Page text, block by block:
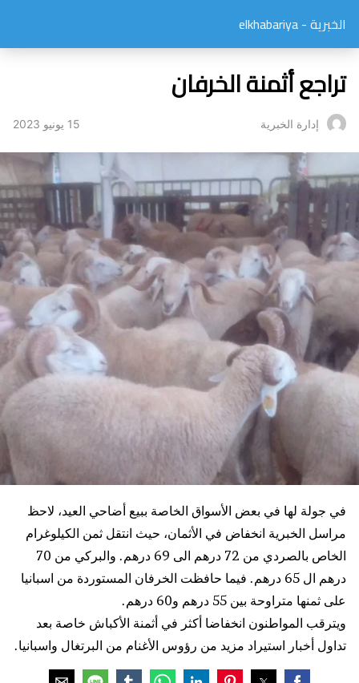
الخبرية - elkhabariya
تراجع أثمنة الخرفان
إدارة الخبرية 15 يونيو 2023
في جولة لها في بعض الأسواق الخاصة ببيع أضاحي العيد، لاحظ
مراسل الخبرية انخفاض في الأثمان، حيث انتقل ثمن الكيلوغرام
الخاص بالصردي من 72 درهم الى 69 درهم. والبركي من 70
درهم ال 65 درهم. فيما حافظت الخرفان المستوردة من اسبانيا
على ثمنها متراوحة بين 55 درهم و60 درهم.
ويترقب المواطنون انخفاضا أكثر في أثمنة الأكباش خاصة بعد
تداول أخبار استيراد مزيد من رؤوس الأغنام من البرتغال واسبانيا.